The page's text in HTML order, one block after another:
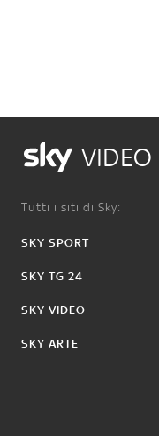
VIDEO
Tutti i siti di Sky:
SKY SPORT
SKY TG 24
SKY VIDEO
SKY ARTE